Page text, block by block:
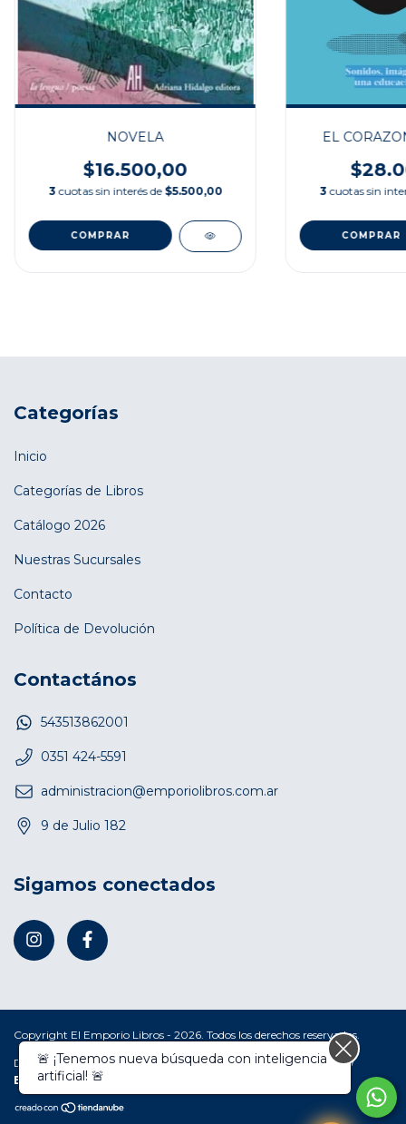
NOVELA
$16.500,00
3 cuotas sin interés de $5.500,00
EL
3 cuotas sin
Categorías
Inicio
Categorías de Libros
Catálogo 2026
Nuestras Sucursales
Contacto
Política de Devolución
Contactános
543513862001
0351 424-5591
administracion@emporiolibros.com.ar
9 de Julio 182
Sigamos conectados
Copyright El Emporio Libros - 2026. Todos los derechos reservados.
Defensa de las y los consumidores. Para reclamos ingresá acá. /
Botón de arrepentimiento
🚨 ¡Tenemos nueva búsqueda con inteligencia
artificial! 🚨